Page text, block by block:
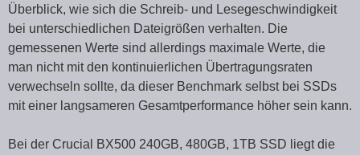
Überblick, wie sich die Schreib- und Lesegeschwindigkeit
bei unterschiedlichen Dateigrößen verhalten. Die
gemessenen Werte sind allerdings maximale Werte, die
man nicht mit den kontinuierlichen Übertragungsraten
verwechseln sollte, da dieser Benchmark selbst bei SSDs
mit einer langsameren Gesamtperformance höher sein kann.
Bei der Crucial BX500 240GB, 480GB, 1TB SSD liegt die